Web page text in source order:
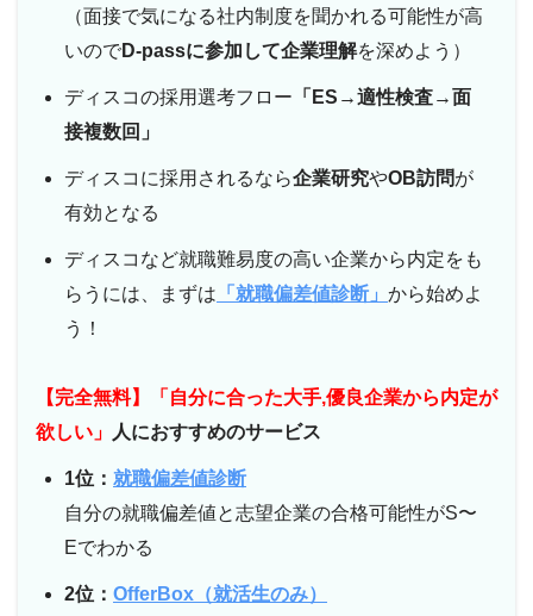
（面接で気になる社内制度を聞かれる可能性が高
いのでD-passに参加して企業理解を深めよう）
ディスコの採用選考フロー 「ES→適性検査→面
接複数回」
ディスコに採用されるなら企業研究やOB訪問が
有効となる
ディスコなど就職難易度の高い企業から内定をも
らうには、まずは 「就職偏差値診断」 から始めよ
う！
【完全無料】「自分に合った大手,優良企業から内定が
欲しい」
人におすすめのサービス
1位： 就職偏差値診断
自分の就職偏差値と志望企業の合格可能性がS〜
Eでわかる
2位： OfferBox（就活生のみ）